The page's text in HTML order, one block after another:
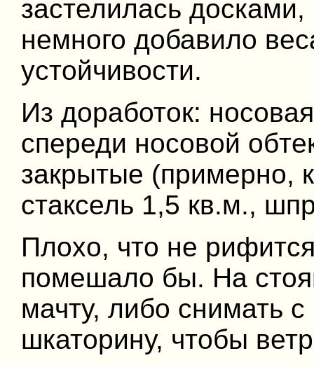
застелилась
немного добавило
устойчивости.
Из доработок:
спереди носовой
закрытые (примерно,
стаксель 1,5 кв.м.,
Плохо, что не
помешало бы. На
мачту, либо снимать
шкаторину, чтобы